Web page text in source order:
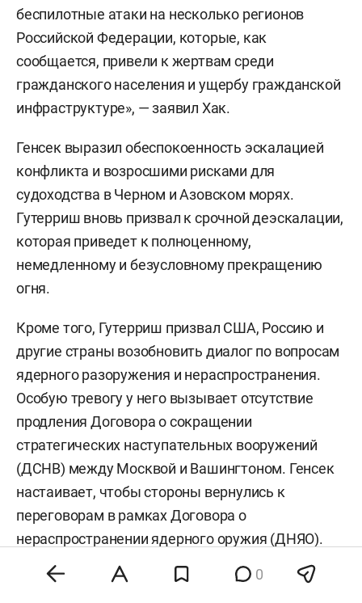
беспилотные атаки на несколько регионов
Российской Федерации, которые, как
сообщается, привели к жертвам среди
гражданского населения и ущербу гражданской
инфраструктуре», — заявил Хак.
Генсек выразил обеспокоенность эскалацией
конфликта и возросшими рисками для
судоходства в Черном и Азовском морях.
Гутерриш вновь призвал к срочной деэскалации,
которая приведет к полноценному,
немедленному и безусловному прекращению
огня.
Кроме того, Гутерриш призвал США, Россию и
другие страны возобновить диалог по вопросам
ядерного разоружения и нераспространения.
Особую тревогу у него вызывает отсутствие
продления Договора о сокращении
стратегических наступательных вооружений
(ДСНВ) между Москвой и Вашингтоном. Генсек
настаивает, чтобы стороны вернулись к
переговорам в рамках Договора о
нераспространении ядерного оружия (ДНЯО).
Напомним, 3 августа власти РФ сообщали , что в
0